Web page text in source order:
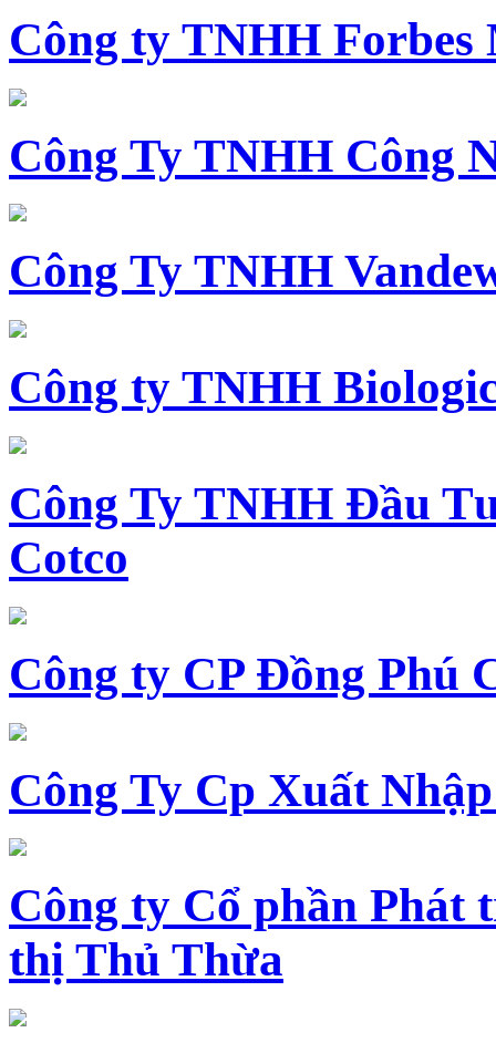
Công ty TNHH
Công Ty TNHH Công
Công Ty TNHH
Công ty TNHH
Công Ty TNHH Đầu
Cotco
Công ty CP Đồng Phú
Công Ty Cp Xuất
Công ty Cổ phần Phát
thị Thủ Thừa